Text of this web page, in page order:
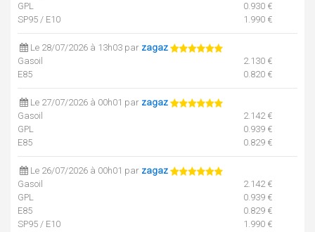
GPL
0.930 €
SP95 / E10
1.990 €
Le 28/07/2026 à 13h03 par zagaz
Gasoil
2.130 €
E85
0.820 €
Le 27/07/2026 à 00h01 par zagaz
Gasoil
2.142 €
GPL
0.939 €
E85
0.829 €
Le 26/07/2026 à 00h01 par zagaz
Gasoil
2.142 €
GPL
0.939 €
E85
0.829 €
SP95 / E10
1.990 €